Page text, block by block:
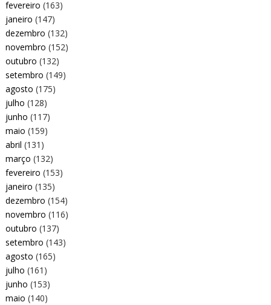
fevereiro (163)
janeiro (147)
dezembro (132)
novembro (152)
outubro (132)
setembro (149)
agosto (175)
julho (128)
junho (117)
maio (159)
abril (131)
março (132)
fevereiro (153)
janeiro (135)
dezembro (154)
novembro (116)
outubro (137)
setembro (143)
agosto (165)
julho (161)
junho (153)
maio (140)